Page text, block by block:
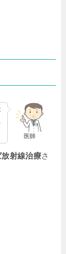
医師
射線治療さ